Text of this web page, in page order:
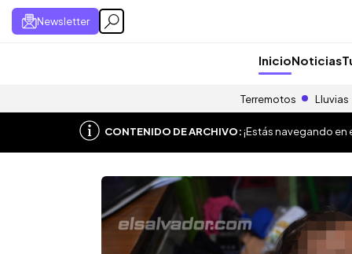
Newsletter
InicioNoticias
Terremotos Lluvias
CONTENIDO DE ARCHIVO:¡Estás navegando en